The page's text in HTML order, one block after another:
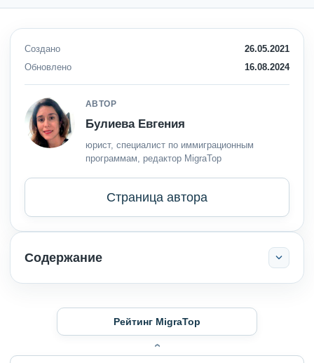
Создано
26.05.2021
Обновлено
16.08.2024
АВТОР
Булиева Евгения
юрист, специалист по иммиграционным
программам, редактор MigraTop
Страница автора
Содержание
Рейтинг MigraTop